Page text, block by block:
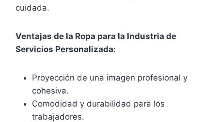
cuidada.
Ventajas de la Ropa para la Industria de
Servicios Personalizada:
Proyección de una imagen profesional y
cohesiva.
Comodidad y durabilidad para los
trabajadores.